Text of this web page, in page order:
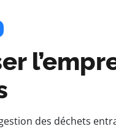
des déchets